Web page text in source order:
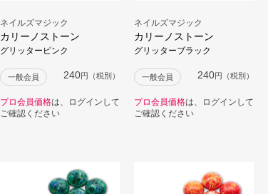
ネイルズマジック
カリーノストーン
グリッターピンク
一般会員 240円（税別）
プロ会員価格は、ログインして
ご確認ください
ネイルズマジック
カリーノストーン
グリッターブラック
一般会員 240円（税別）
プロ会員価格は、ログインして
ご確認ください